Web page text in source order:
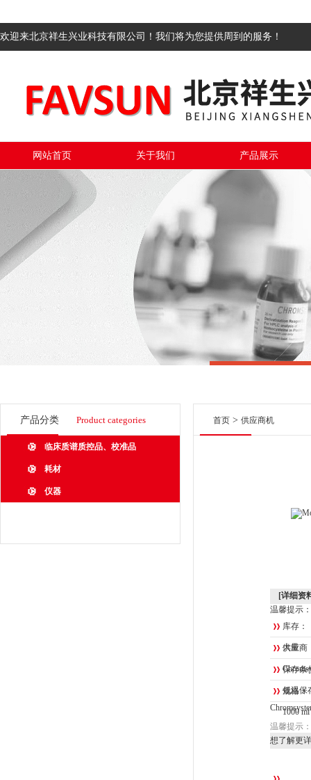
欢迎来北京祥生兴业科技有限公司！我们将为您提供周到的服务！
网站首页 关于我们 产品展示
产品分类 Product categories
临床质谱质控品、校准品
耗材
仪器
首页 > 供应商机
[详细资
温馨提示
库存：
大量
供应商
保存条
低温保
规格：
1000 ml
温馨提示
想了解更